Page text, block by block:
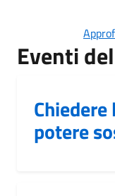
Eventi
potere